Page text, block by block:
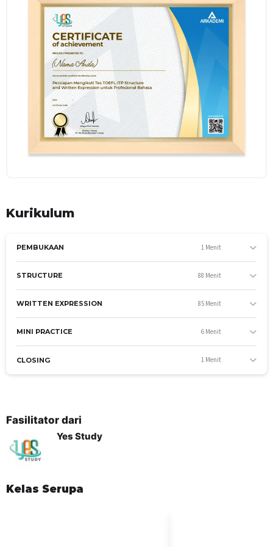
menjadi profesional bahasa yang handal.
Kurikulum
PEMBUKAAN 1 Menit
STRUCTURE 88 Menit
WRITTEN EXPRESSION 85 Menit
MINI PRACTICE 6 Menit
CLOSING 1 Menit
Fasilitator dari
Yes Study
Kelas Serupa